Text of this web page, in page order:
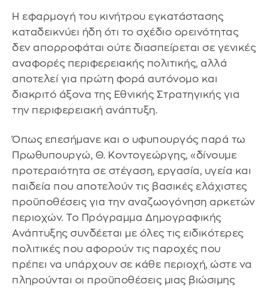
Η εφαρμογή του κινήτρου εγκατάστασης
καταδεικνύει ήδη ότι το σχέδιο ορεινότητας
δεν απορροφάται ούτε διασπείρεται σε γενικές
αναφορές περιφερειακής πολιτικής, αλλά
αποτελεί για πρώτη φορά αυτόνομο και
διακριτό άξονα της Εθνικής Στρατηγικής για
την περιφερειακή ανάπτυξη.
Όπως επεσήμανε και ο υφυπουργός παρά τω
Πρωθυπουργώ, Θ. Κοντογεώργης, «δίνουμε
προτεραιότητα σε στέγαση, εργασία, υγεία και
παιδεία που αποτελούν τις βασικές ελάχιστες
προϋποθέσεις για την αναζωογόνηση αρκετών
περιοχών. Το Πρόγραμμα Δημογραφικής
Ανάπτυξης συνδέεται με όλες τις ειδικότερες
πολιτικές που αφορούν τις παροχές που
πρέπει να υπάρχουν σε κάθε περιοχή, ώστε να
πληρούνται οι προϋποθέσεις μιας βιώσιμης